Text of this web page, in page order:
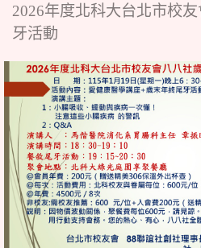
2026年度北科大台北市校
牙活動